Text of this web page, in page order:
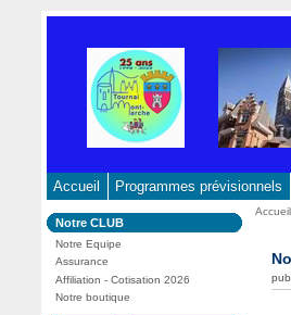
Accueil Programmes prévisionnels
Dans
la
rubrique
:
Notre CLUB
Notre Equipe
Assurance
Affiliation - Cotisation 2026
Notre boutique
Vous
Accueil